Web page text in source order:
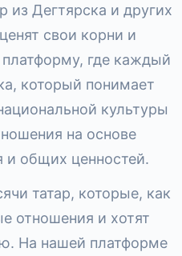
из Дегтярска и других
свои корни и
где каждый
который понимает
культуры
на основе
и общих ценностей.
татар, которые, как
отношения и хотят
На нашей платформе